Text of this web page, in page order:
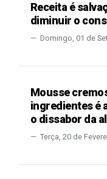
Receita é
diminuir o
Domingo, 01 de
Mousse
ingredientes é
o dissabor da
Terça, 20 de